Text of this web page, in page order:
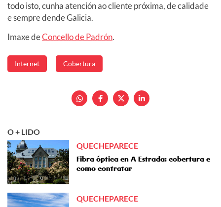
todo isto, cunha atención ao cliente próxima, de calidade
e sempre dende Galicia.
Imaxe deConcello de Padrón.
Internet Cobertura
O + LIDO
QUECHEPARECE
Fibra óptica en A Estrada: cobertura e
como contratar
QUECHEPARECE